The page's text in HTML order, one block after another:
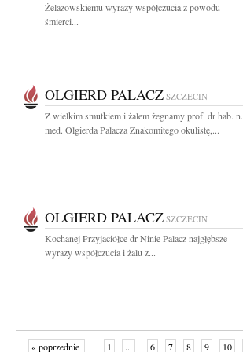
Żelazowskiemu wyrazy współczucia z powodu
śmierci...
OLGIERD PALACZ SZCZECIN
Z wielkim smutkiem i żalem żegnamy prof. dr hab. n.
med. Olgierda Palacza Znakomitego okulistę,...
OLGIERD PALACZ SZCZECIN
Kochanej Przyjaciółce dr Ninie Palacz najgłębsze
wyrazy współczucia i żalu z...
« poprzednie 1 ... 6 7 8 9 10